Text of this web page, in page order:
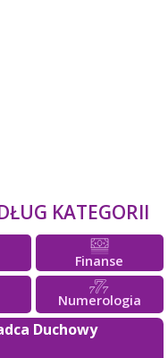
KATEGORII
Finanse
Numerologia
Duchowy